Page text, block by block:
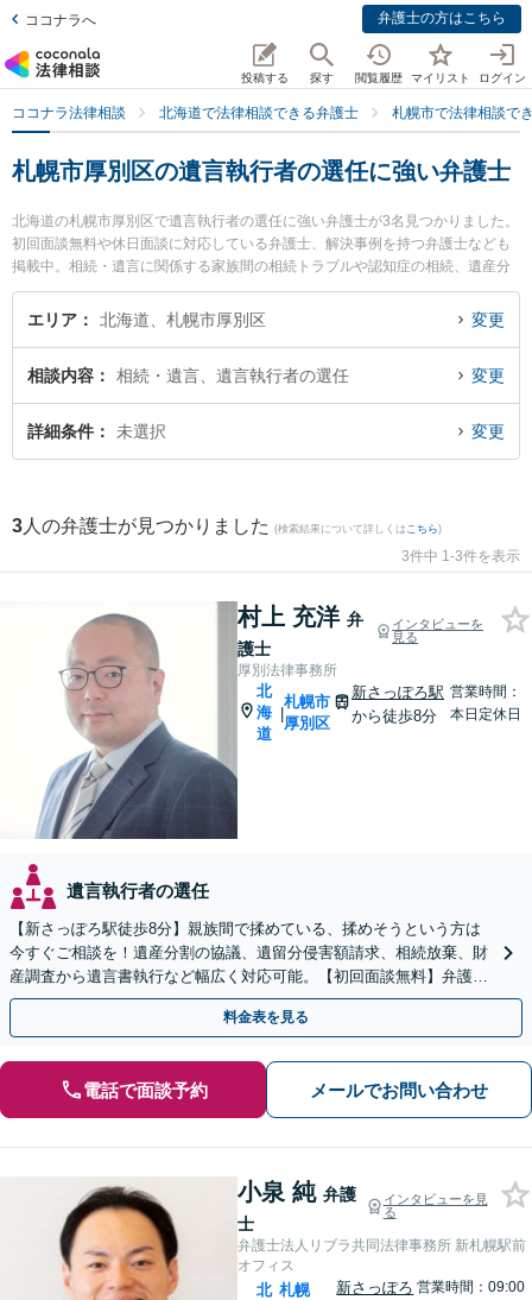
ココナラへ 弁護士の方はこちら
投稿する 探す 閲覧履歴 マイリスト ログイン
ココナラ法律相談 北海道で法律相談できる弁護士 札幌市で法律相談で
札幌市厚別区の遺言執行者の選任に強い弁護士
北海道の札幌市厚別区で遺言執行者の選任に強い弁護士が3名見つかりました。
初回面談無料や休日面談に対応している弁護士、解決事例を持つ弁護士なども
掲載中。相続・遺言に関係する家族間の相続トラブルや認知症の相続、遺産分
割等の細かな分野での絞り込み検索もでき便利です。特に厚別法律事務所の村
上 充洋弁護士や弁護士法人リブラ共同法律事務所 新札幌駅前オフィスの小泉
幌市厚別区で土日や夜間に発生した遺言執行者の選任のトラブルを今すぐに弁
護士に相談したい』『遺言執行者の選任のトラブル解決の実績豊富な近くの弁
護士を検索したい』『初回相談無料で遺言執行者の選任を法律相談できる札幌
エリア 北海道、札幌市厚別区 変更
相談内容 相続・遺言、遺言執行者の選任 変更
詳細条件 未選択 変更
3 人の弁護士が見つかりました (検索結果について詳しくは こちら)
3件中 1-3件を表示
村上 充洋 弁
護士
インタビューを
見る
厚別法律事務所
北
海
道
|
札幌市
厚別区
新さっぽろ駅
から徒歩8分
営業時間：
本日定休日
遺言執行者の選任
【新さっぽろ駅徒歩8分】親族間で揉めている、揉めそうという方は
今すぐご相談を！遺産分割の協議、遺留分侵害額請求、相続放棄、財
産調査から遺言書執行など幅広く対応可能。【初回面談無料】弁護士
が窓口になりストレス軽減！
料金表を見る
電話で面談予約 メールでお問い合わせ
小泉 純 弁護
士
インタビューを見
る
弁護士法人リブラ共同法律事務所 新札幌駅前
オフィス
北 札幌
新さっぽろ 営業時間：09:00